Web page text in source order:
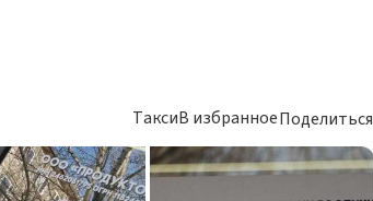
ТаксиВ избранноеПоделиться